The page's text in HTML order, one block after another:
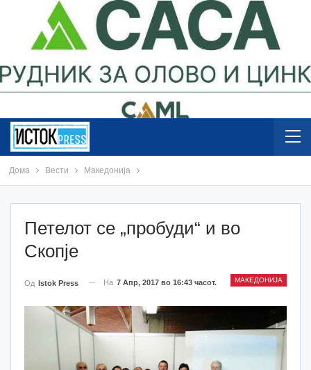
Дома Вести Македонија
Петелот се „пробуди“ и во
Скопје
МАКЕДОНИЈА
Од Istok Press На 7 Апр, 2017 во 16:43 часот.